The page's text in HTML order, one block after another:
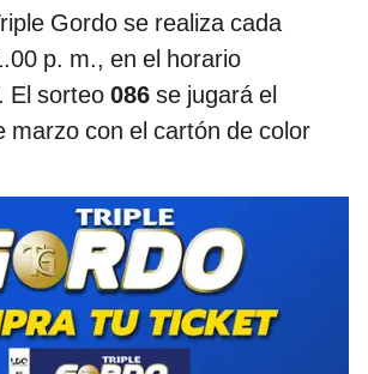
Gordo se realiza cada
p. m., en el horario
El sorteo 086 se jugará el
marzo con el cartón de color